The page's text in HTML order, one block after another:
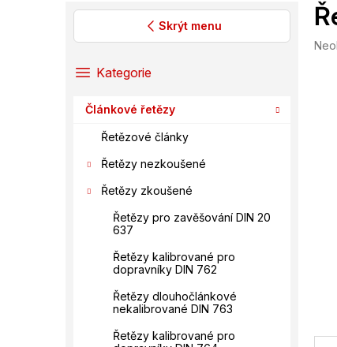
Skrýt menu
PřeskočitKategorie
Článkové řetězy
Řetězové články
Řetězy nezkoušené
Řetězy zkoušené
Řetězy pro zavěšování DIN 20
637
Řetězy kalibrované pro
dopravníky DIN 762
Řetězy dlouhočlánkové
nekalibrované DIN 763
Řetězy kalibrované pro